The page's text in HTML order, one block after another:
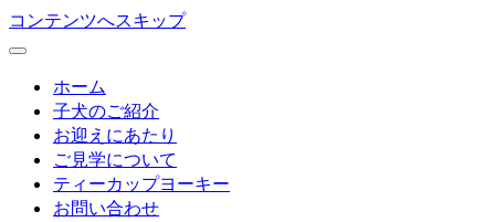
コンテンツへスキップ
ホーム
子犬のご紹介
お迎えにあたり
ご見学について
ティーカップヨーキー
お問い合わせ